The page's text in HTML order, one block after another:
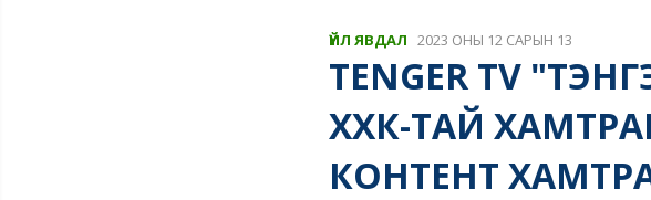
ҮЙЛ ЯВДАЛ 2023 ОНЫ 12 САРЫН 13
TENGER TV
ХХК-ТАЙ
КОНТЕНТ